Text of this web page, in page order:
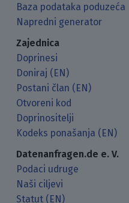
Baza podataka poduzeća
Napredni generator
Zajednica
Doprinesi
Doniraj (EN)
Postani član (EN)
Otvoreni kod
Doprinositelji
Kodeks ponašanja (EN)
Datenanfragen.de e. V.
Podaci udruge
Naši ciljevi
Statut (EN)